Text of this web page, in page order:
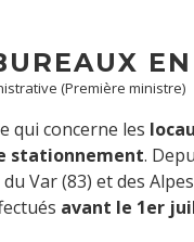
(Première ministre)
qui concerne les
stationnement.
Var (83) et des
avant le 1er